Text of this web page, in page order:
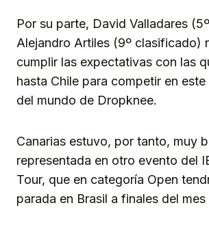
Por su parte, David Valladares
Alejandro Artiles (9º clasificado)
cumplir las expectativas con las
hasta Chile para competir en
del mundo de Dropknee.
Canarias estuvo, por tanto, muy
representada en otro evento del
Tour, que en categoría Open
parada en Brasil a finales del